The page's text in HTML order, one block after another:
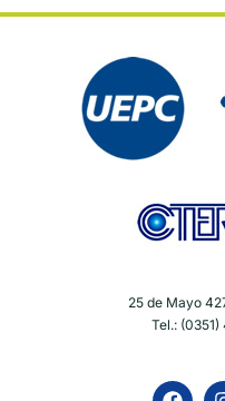
25 de Mayo
Tel.: